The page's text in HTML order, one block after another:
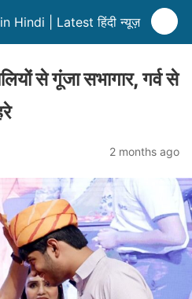
Hindi | Latest हिंदी न्यूज़
से गूंजा सभागार, गर्व से
2 months ago